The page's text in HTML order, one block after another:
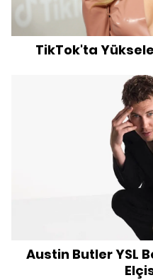
TikTok'ta
Austin Butler YSL